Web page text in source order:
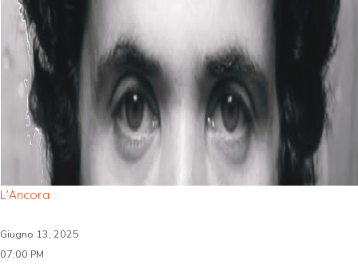
L’Ancora
Giugno 13, 2025
07:00 PM